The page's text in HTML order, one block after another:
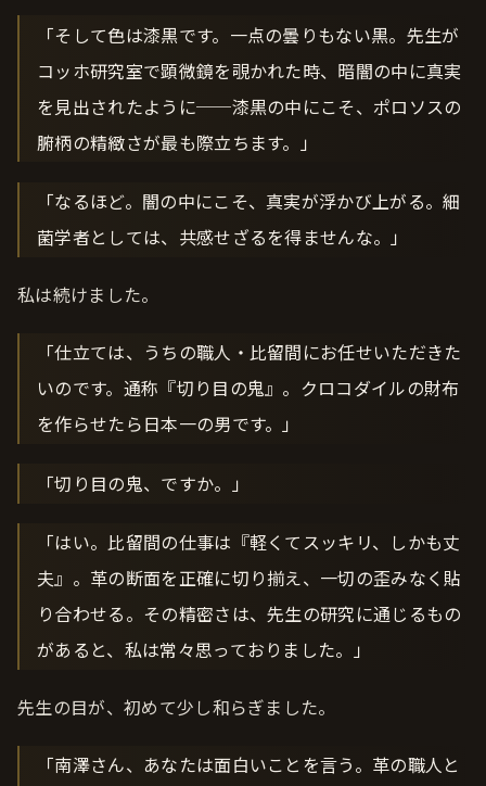
「そして色は漆黒です。一点の曇りもない黒。先生が
コッホ研究室で顕微鏡を覗かれた時、暗闇の中に真実
を見出されたように──漆黒の中にこそ、ポロソスの
腑柄の精緻さが最も際立ちます。」
「なるほど。闇の中にこそ、真実が浮かび上がる。細
菌学者としては、共感せざるを得ませんな。」
私は続けました。
「仕立ては、うちの職人・比留間にお任せいただきた
いのです。通称『切り目の鬼』。クロコダイルの財布
を作らせたら日本一の男です。」
「切り目の鬼、ですか。」
「はい。比留間の仕事は『軽くてスッキリ、しかも丈
夫』。革の断面を正確に切り揃え、一切の歪みなく貼
り合わせる。その精密さは、先生の研究に通じるもの
があると、私は常々思っておりました。」
先生の目が、初めて少し和らぎました。
「南澤さん、あなたは面白いことを言う。革の職人と